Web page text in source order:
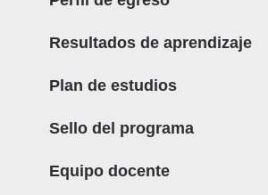
Resultados de aprendizaje
Plan de estudios
Sello del programa
Equipo docente